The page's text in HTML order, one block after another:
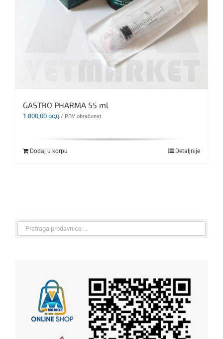
GASTRO PHARMA 55 ml
1.800,00 рсд / PDV obračunat
Dodaj u korpu Detaljnije